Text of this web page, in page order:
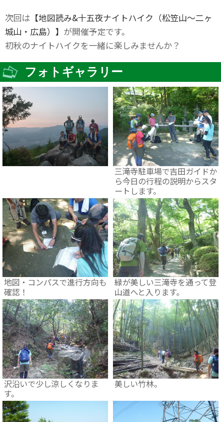
次回は 【地図読み&十五夜ナイトハイク（松笠山～二ヶ
城山・広島）】 が開催予定です。
初秋のナイトハイクを一緒に楽しみませんか？
フォトギャラリー
三滝寺駐車場で吉田ガイドか
ら今日の行程の説明からスタ
ートします。
地図・コンパスで進行方向も
確認！
緑が美しい三滝寺を通って登
山道へと入ります。
沢沿いで少し涼しくなりま
す。
美しい竹林。